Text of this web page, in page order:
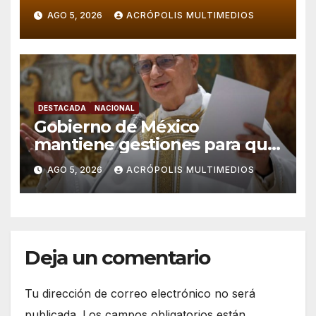
política en Veracruz
AGO 5, 2026 ACRÓPOLIS MULTIMEDIOS
DESTACADA NACIONAL
Gobierno de México
mantiene gestiones para que
el Papa León XIV visite el país
AGO 5, 2026 ACRÓPOLIS MULTIMEDIOS
Deja un comentario
Tu dirección de correo electrónico no será